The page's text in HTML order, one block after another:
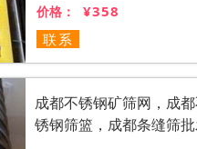
价格：
¥358
联系
成都不锈钢矿筛网，成
锈钢筛篮，成都条缝筛